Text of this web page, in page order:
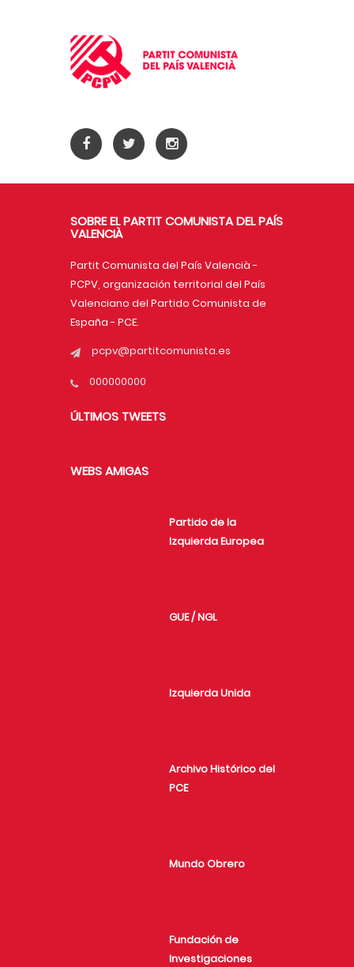
SOBRE EL PARTIT COMUNISTA DEL PAÍS
VALENCIÀ
Partit Comunista del País Valencià -
PCPV, organización territorial del País
Valenciano del Partido Comunista de
España - PCE.
pcpv@partitcomunista.es
000000000
ÚLTIMOS TWEETS
WEBS AMIGAS
Partido de la
Izquierda Europea
GUE / NGL
Izquierda Unida
Archivo Histórico del
PCE
Mundo Obrero
Fundación de
Investigaciones